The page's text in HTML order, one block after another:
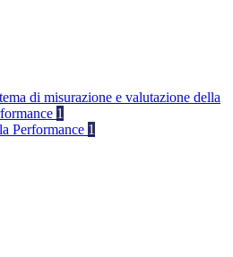
di misurazione e valutazione della
1
Performance 1